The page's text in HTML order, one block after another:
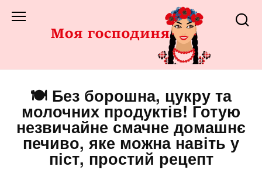
до
🍽️ Без борошна, цукру та
молочних продуктів! Готую
незвичайне смачне домашнє
печиво, яке можна навіть у
піст, простий рецепт